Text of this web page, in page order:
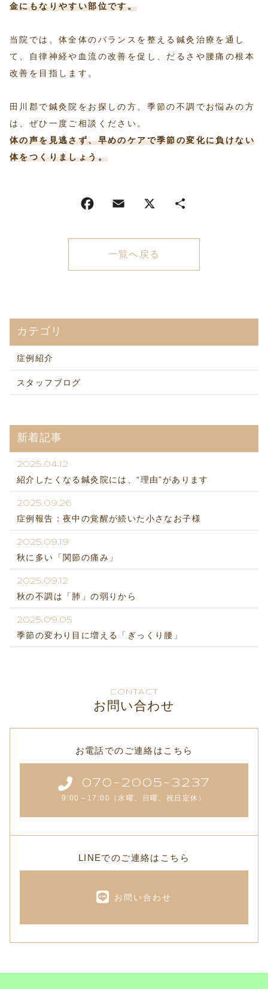
金にもなりやすい部位です。
当院では、体全体のバランスを整える鍼灸治療を通し
て、自律神経や血流の改善を促し、だるさや腰痛の根本
改善を目指します。
田川郡で鍼灸院をお探しの方、季節の不調でお悩みの方
は、ぜひ一度ご相談ください。
体の声を見逃さず、早めのケアで季節の変化に負けない
体をつくりましょう。
一覧へ戻る
カテゴリ
症例紹介
スタッフブログ
新着記事
2025.04.12
紹介したくなる鍼灸院には、“理由”があります
2025.09.26
症例報告：夜中の覚醒が続いた小さなお子様
2025.09.19
秋に多い「関節の痛み」
2025.09.12
秋の不調は「肺」の弱りから
2025.09.05
季節の変わり目に増える「ぎっくり腰」
CONTACT
お問い合わせ
お電話でのご連絡はこちら
070-2005-3237
9:00～17:00（水曜、日曜、祝日定休）
LINEでのご連絡はこちら
お問い合わせ